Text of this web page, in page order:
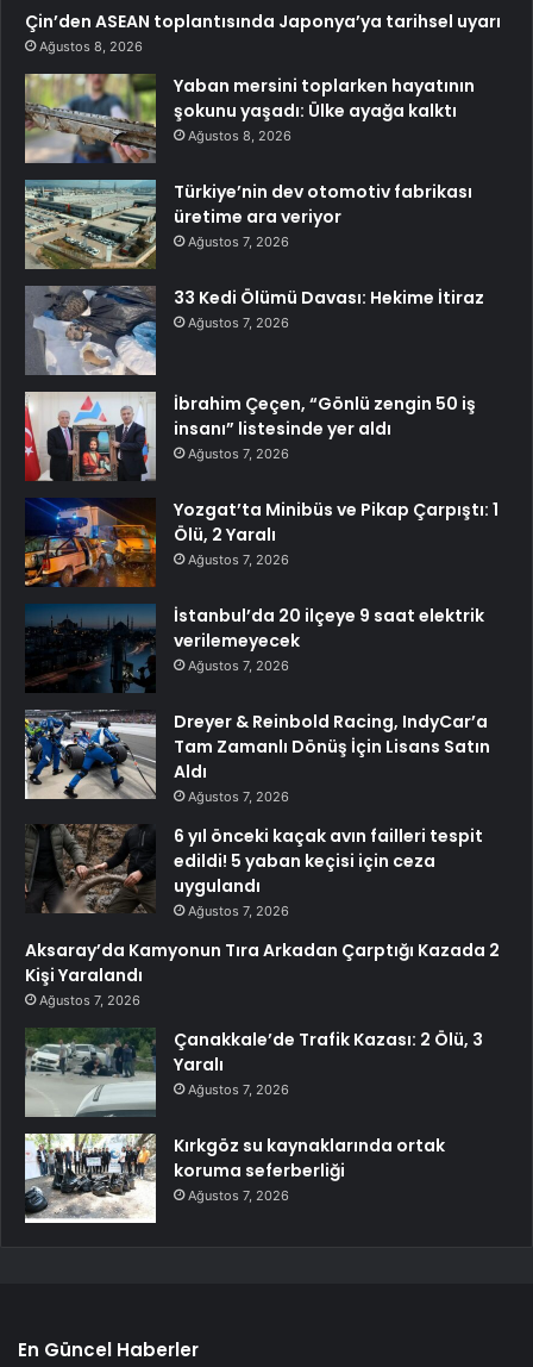
Çin’den ASEAN toplantısında Japonya’ya tarihsel uyarı
Ağustos 8, 2026
Yaban mersini toplarken hayatının
şokunu yaşadı: Ülke ayağa kalktı
Ağustos 8, 2026
Türkiye’nin dev otomotiv fabrikası
üretime ara veriyor
Ağustos 7, 2026
33 Kedi Ölümü Davası: Hekime İtiraz
Ağustos 7, 2026
İbrahim Çeçen, “Gönlü zengin 50 iş
insanı” listesinde yer aldı
Ağustos 7, 2026
Yozgat’ta Minibüs ve Pikap Çarpıştı: 1
Ölü, 2 Yaralı
Ağustos 7, 2026
İstanbul’da 20 ilçeye 9 saat elektrik
verilemeyecek
Ağustos 7, 2026
Dreyer & Reinbold Racing, IndyCar’a
Tam Zamanlı Dönüş İçin Lisans Satın
Aldı
Ağustos 7, 2026
6 yıl önceki kaçak avın failleri tespit
edildi! 5 yaban keçisi için ceza
uygulandı
Ağustos 7, 2026
Aksaray’da Kamyonun Tıra Arkadan Çarptığı Kazada 2
Kişi Yaralandı
Ağustos 7, 2026
Çanakkale’de Trafik Kazası: 2 Ölü, 3
Yaralı
Ağustos 7, 2026
Kırkgöz su kaynaklarında ortak
koruma seferberliği
Ağustos 7, 2026
En Güncel Haberler